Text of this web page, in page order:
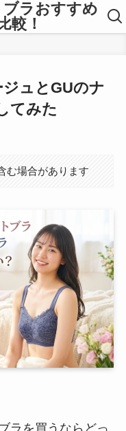
ブラおすすめ
較！
ュとGUのナ
てみた
む場合があります